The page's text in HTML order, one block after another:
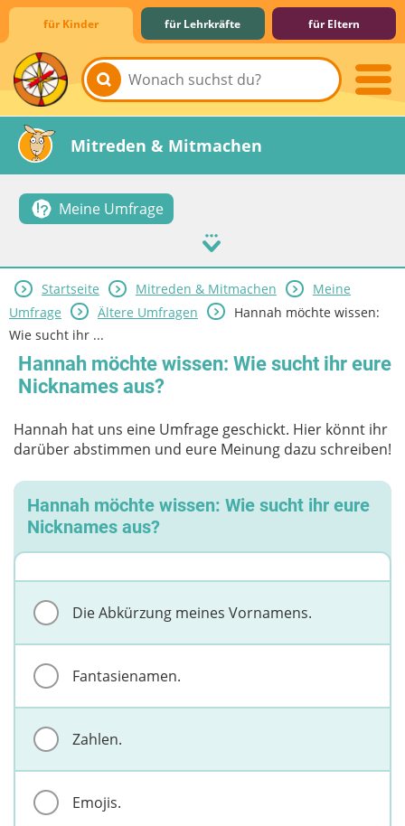
für Kinder für Lehrkräfte für Eltern
Lernen & Schule
Hobby & Freizeit
Spiel & Spaß
Mitreden & Mitmachen
Meine Umfrage
Startseite Mitreden & Mitmachen
Meine
Umfrage
Ältere Umfragen
Hannah möchte wissen:
Wie sucht ihr ...
Hannah möchte wissen: Wie sucht ihr eure
Nicknames aus?
Hannah hat uns eine Umfrage geschickt. Hier könnt ihr
darüber abstimmen und eure Meinung dazu schreiben!
Hannah möchte wissen: Wie sucht ihr eure
Nicknames aus?
Die Abkürzung meines Vornamens.
Fantasienamen.
Zahlen.
Emojis.